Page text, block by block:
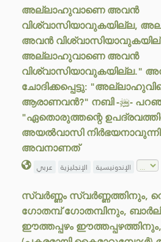
അല്ലാഹുവാണെ അവൻ
വിശ്വാസിയാവുകയില്ല,
അവൻ
അല്ലാഹുവാണെ അവൻ
വിശ്വാസിയാവുകയില്ല."
ചോദിക്കപ്പെട്ടു:
ആരാണവൻ?" നബി -ﷺ- പറഞ്ഞു:
"ഏതൊരുത്തന്റെ
അയൽവാസി
അവനാണത്
عربي الإنجليزية الإندونيسية
സ്വർണ്ണം സ്വർണ്ണത്തിനും,
ഗോതമ്പ് ഗോതമ്പിനും,
ഈത്തപ്പഴം ഈത്തപ്പഴത്തിനും,